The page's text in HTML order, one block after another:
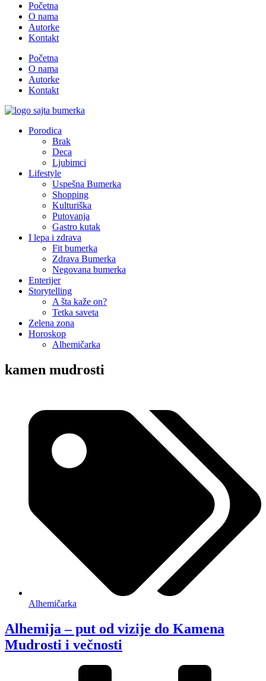
Početna
O nama
Autorke
Kontakt
Početna
O nama
Autorke
Kontakt
Porodica
Brak
Deca
Ljubimci
Lifestyle
Uspešna Bumerka
Shopping
Kulturiška
Putovanja
Gastro kutak
I lepa i zdrava
Fit bumerka
Zdrava Bumerka
Negovana bumerka
Enterijer
Storytelling
A šta kaže on?
Tetka saveta
Zelena zona
Horoskop
Alhemičarka
kamen mudrosti
Alhemičarka
Alhemija – put od vizije do Kamena
Mudrosti i večnosti